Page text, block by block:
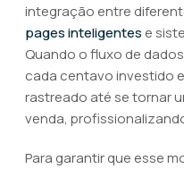
integração entre
pages inteligentes e
Quando o fluxo de
cada centavo investido
rastreado até se tornar
venda,
Para garantir que esse